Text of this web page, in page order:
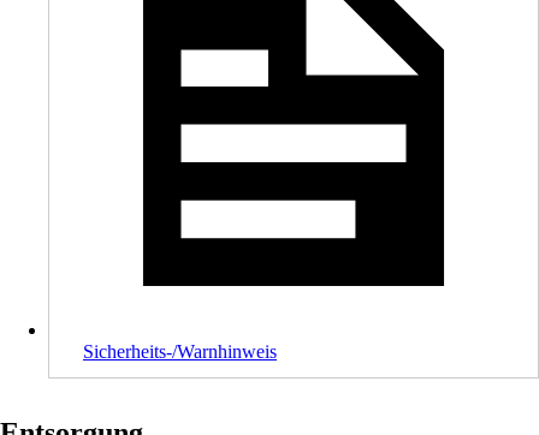
Sicherheits-/Warnhinweis